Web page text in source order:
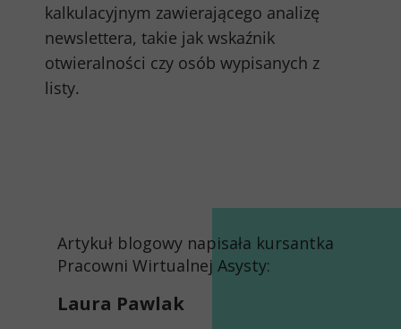
kalkulacyjnym zawierającego analizę
newslettera, takie jak wskaźnik
otwieralności czy osób wypisanych z
listy.
Artykuł blogowy napisała kursantka
Pracowni Wirtualnej Asysty:
Laura Pawlak